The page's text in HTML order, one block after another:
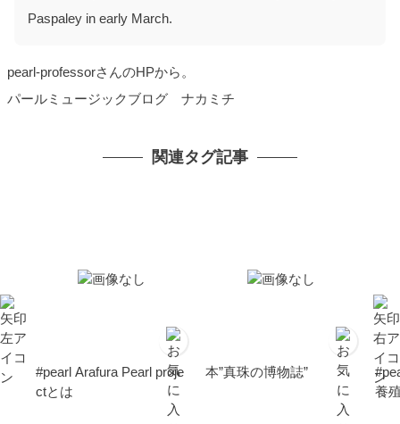
Paspaley in early March.
pearl-professorさんのHPから。
パールミュージックブログ ナカミチ
関連タグ記事
#pearl Arafura Pearl proje
ctとは
本”真珠の博物誌”
養